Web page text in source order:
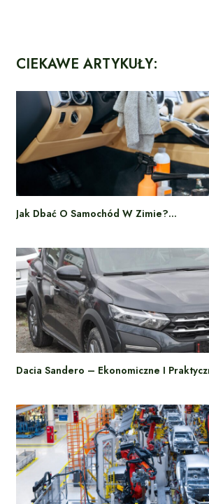
CIEKAWE ARTYKUŁY:
Jak Dbać O Samochód W Zimie?…
Dacia Sandero – Ekonomiczne I